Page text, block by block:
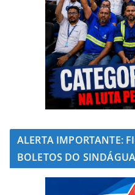
ALERTA IMPORTANTE:
BOLETOS DO